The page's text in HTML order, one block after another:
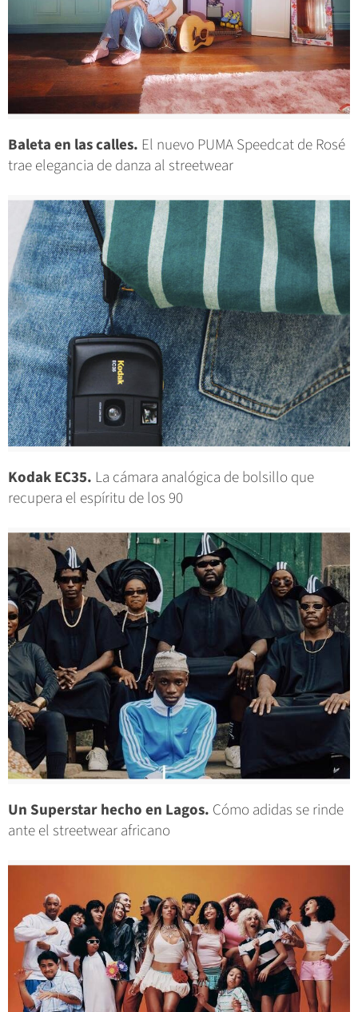
Baleta en las calles. El nuevo PUMA Speedcat de Rosé
trae elegancia de danza al streetwear
Kodak EC35. La cámara analógica de bolsillo que
recupera el espíritu de los 90
Un Superstar hecho en Lagos. Cómo adidas se rinde
ante el streetwear africano